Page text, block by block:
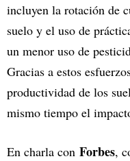
incluyen la rotación de
suelo y el uso de
un menor uso de
Gracias a estos
productividad de los
mismo tiempo el
En charla con Forbes,